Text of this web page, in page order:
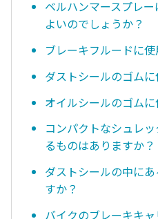
ベルハンマースプレ
よいのでしょうか？
ブレーキフルードに
ダストシールのゴム
オイルシールのゴム
コンパクトなシュレ
るものはありますか？
ダストシールの中に
すか？
バイクのブレーキキ